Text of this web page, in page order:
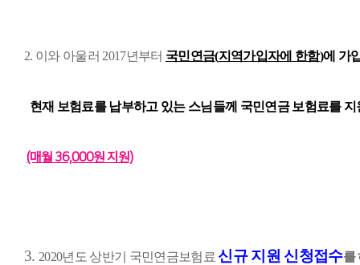
2. 이와 아울러 2017년부터 국민연금(지역가입자에 한함)에 가
현재 보험료를 납부하고 있는 스님들께 국민연금 보험료를 지
(매월 36,000원 지원)
3. 2020년도 상반기 국민연금보험료신규 지원 신청접수를